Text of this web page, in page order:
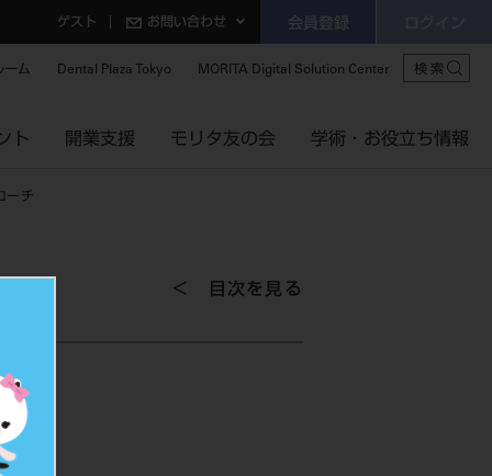
ゲスト お問い合わせ 会員登録
ーム Dental Plaza Tokyo MORITA Digital Solution Center 検索
ト 開業支援 モリタ友の会 学術・お役立ち情報
ーチ
目次を見る